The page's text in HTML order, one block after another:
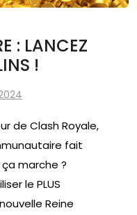
: LANCEZ
!
de Clash Royale,
fait
marche ?
le PLUS
Reine